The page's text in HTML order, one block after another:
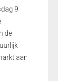
9
de
aan